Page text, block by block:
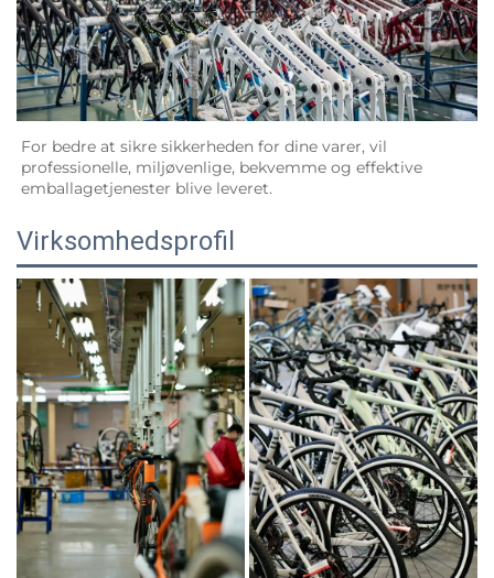
For bedre at sikre sikkerheden for dine varer, vil
professionelle, miljøvenlige, bekvemme og effektive
emballagetjenester blive leveret.
Virksomhedsprofil